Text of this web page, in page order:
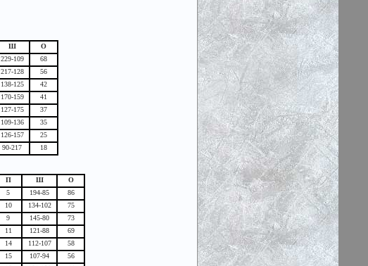
Ш
О
229-109
68
217-128
56
138-125
42
170-159
41
127-175
37
109-136
35
126-157
25
90-217 18
П Ш
О
5 194-85
86
10 134-102
75
9 145-80
73
11 121-88
69
14 112-107
58
15 107-94
56